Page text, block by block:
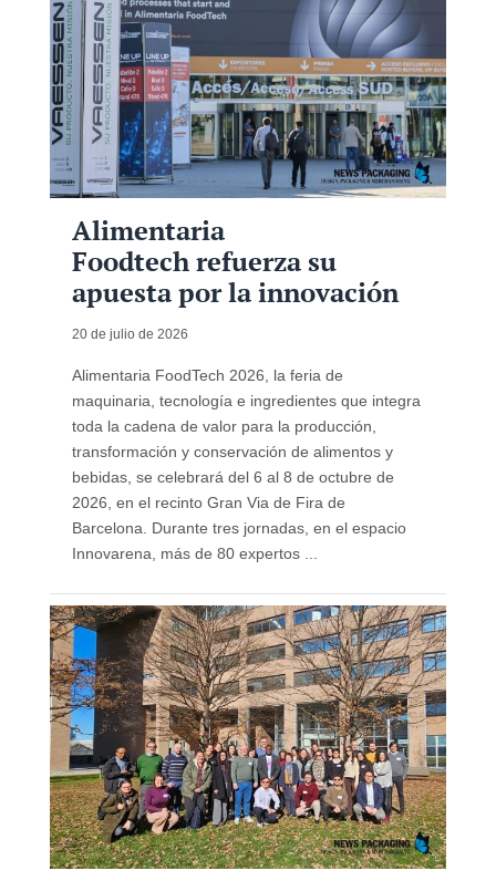
Alimentaria
Foodtech refuerza su
apuesta por la innovación
20 de julio de 2026
Alimentaria FoodTech 2026, la feria de
maquinaria, tecnología e ingredientes que integra
toda la cadena de valor para la producción,
transformación y conservación de alimentos y
bebidas, se celebrará del 6 al 8 de octubre de
2026, en el recinto Gran Via de Fira de
Barcelona. Durante tres jornadas, en el espacio
Innovarena, más de 80 expertos ...